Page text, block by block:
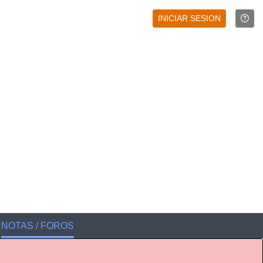
INICIAR SESION
NOTAS / FOROS